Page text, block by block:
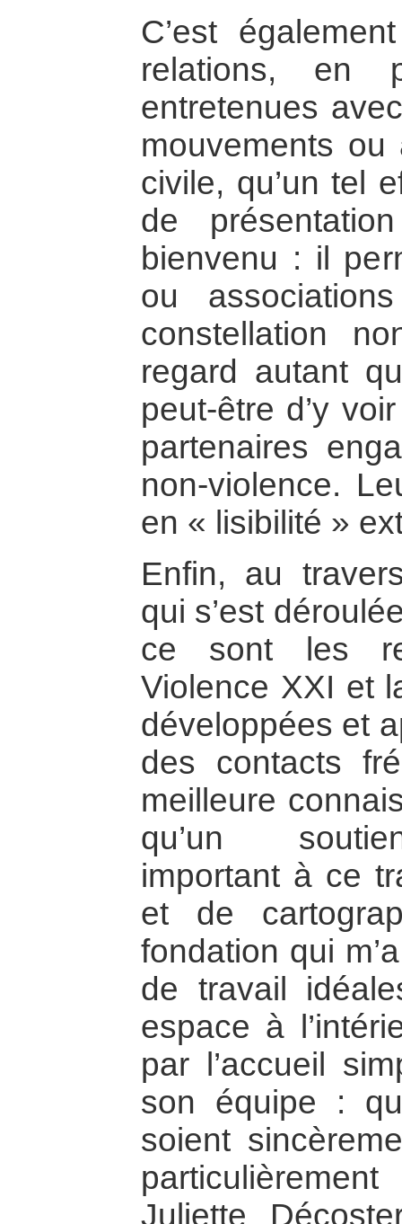
C’est
relations, en
entretenues
mouvements
civile, qu’un tel
de
bienvenu : il
ou
constellation
regard autant
peut-être d’y
partenaires
non-violence.
en « lisibilité »
Enfin, au
qui s’est
ce sont les
Violence XXI et
développées et
des contacts
meilleure
qu’un
important à ce
et de
fondation qui
de travail
espace à
par l’accueil
son équipe :
soient
Juliette